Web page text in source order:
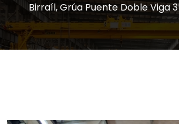
Birraíl, Grúa Puente Doble Viga